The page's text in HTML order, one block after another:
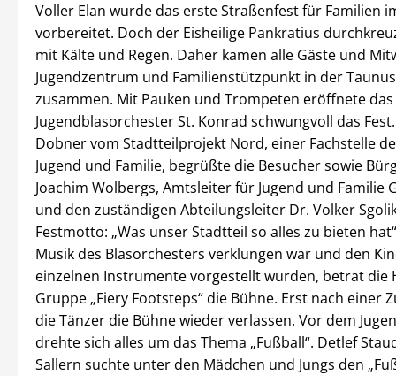
Voller Elan wurde das erste Straßenfest für Familien
vorbereitet. Doch der Eisheilige Pankratius
mit Kälte und Regen. Daher kamen alle Gäste und
Jugendzentrum und Familienstützpunkt in der
zusammen. Mit Pauken und Trompeten eröffnete das
Jugendblasorchester St. Konrad schwungvoll das
Dobner vom Stadtteilprojekt Nord, einer Fachstelle
Jugend und Familie, begrüßte die Besucher sowie
Joachim Wolbergs, Amtsleiter für Jugend und Familie
und den zuständigen Abteilungsleiter Dr. Volker
Festmotto: „Was unser Stadtteil so alles zu bieten
Musik des Blasorchesters verklungen war und den
einzelnen Instrumente vorgestellt wurden, betrat die
Gruppe „Fiery Footsteps“ die Bühne. Erst nach einer
die Tänzer die Bühne wieder verlassen. Vor dem
drehte sich alles um das Thema „Fußball“. Detlef
Sallern suchte unter den Mädchen und Jungs den